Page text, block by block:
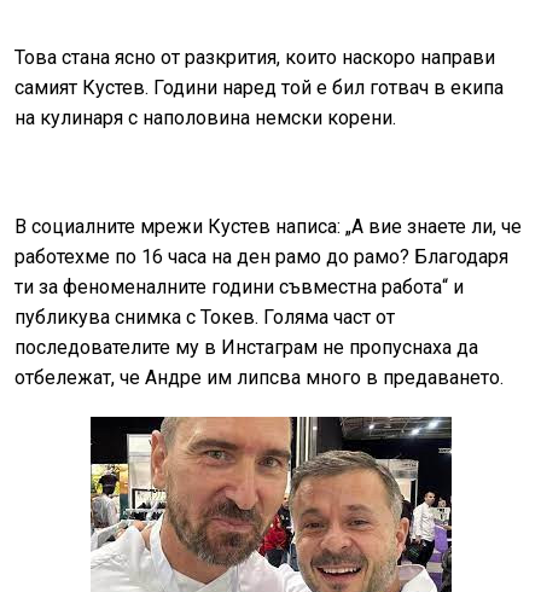
Това стана ясно от разкрития, които наскоро направи
самият Кустев. Години наред той е бил готвач в екипа
на кулинаря с наполовина немски корени.
В социалните мрежи Кустев написа: „А вие знаете ли, че
работехме по 16 часа на ден рамо до рамо? Благодаря
ти за феноменалните години съвместна работа“ и
публикува снимка с Токев. Голяма част от
последователите му в Инстаграм не пропуснаха да
отбележат, че Андре им липсва много в предаването.